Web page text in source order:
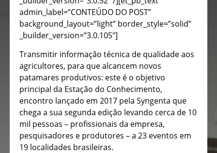
admin_label=”CONTEÚDO DO POST”
background_layout=”light” border_style=”solid”
_builder_version=”3.0.105″]
Transmitir informação técnica de qualidade aos
agricultores, para que alcancem novos
patamares produtivos: este é o objetivo
principal da Estação do Conhecimento,
encontro lançado em 2017 pela Syngenta que
chega a sua segunda edição levando cerca de 10
mil pessoas – profissionais da empresa,
pesquisadores e produtores – a 23 eventos em
19 localidades brasileiras.